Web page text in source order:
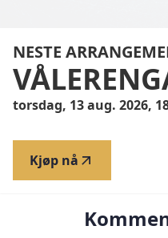
NESTE
torsdag, 13 aug. 2026,
Kjøp nå